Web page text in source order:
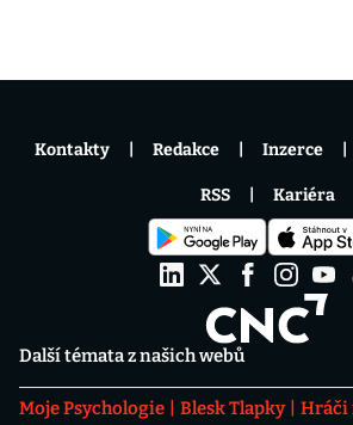
Další témata z našich webů
Moje Psychologie Blesk Tlapky Hráči
Kontakty Redakce Inzerce
RSS Kariéra